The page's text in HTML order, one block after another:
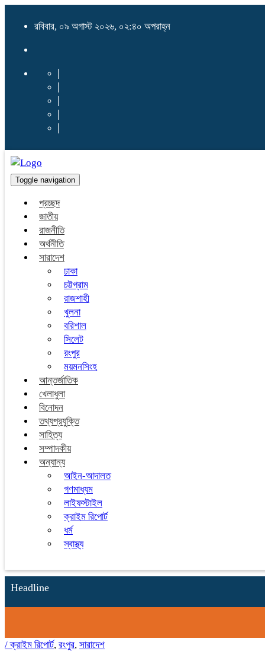
রবিবার, ০৯ অগাস্ট ২০২৬, ০২:৪০ অপরাহ্ন
Toggle navigation
প্রচ্ছদ
জাতীয়
রাজনীতি
অর্থনীতি
সারাদেশ
ঢাকা
চট্টগ্রাম
রাজশাহী
খুলনা
বরিশাল
সিলেট
রংপুর
ময়মনসিংহ
আন্তর্জাতিক
খেলাধুলা
বিনোদন
তথ্যপ্রযুক্তি
সাহিত্য
সম্পাদকীয়
অন্যান্য
আইন-আদালত
গণমাধ্যম
লাইফস্টাইল
ক্রাইম রিপোর্ট
ধর্ম
স্বাস্থ্য
Headline
/ক্রাইম রিপোর্ট, রংপুর, সারাদেশ